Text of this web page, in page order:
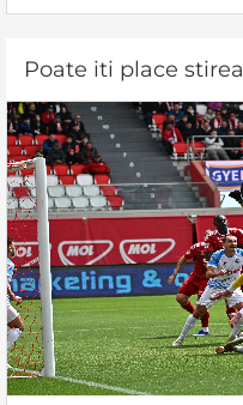
Poate iti place stirea